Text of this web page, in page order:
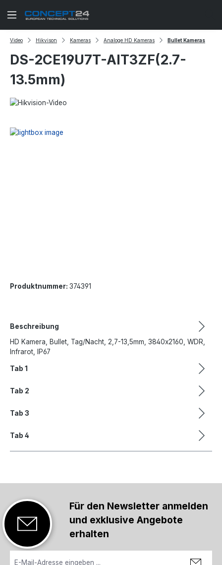
Zum Hauptinhalt springen
Video Hikvison Kameras Analoge HD Kameras Bullet Kameras
DS-2CE19U7T-AIT3ZF(2.7-
13.5mm)
Produktnummer: 374391
Beschreibung
HD Kamera, Bullet, Tag/Nacht, 2,7-13,5mm, 3840x2160, WDR,
Infrarot, IP67
Tab 1
Tab 2
Tab 3
Tab 4
Für den Newsletter anmelden
und exklusive Angebote
erhalten